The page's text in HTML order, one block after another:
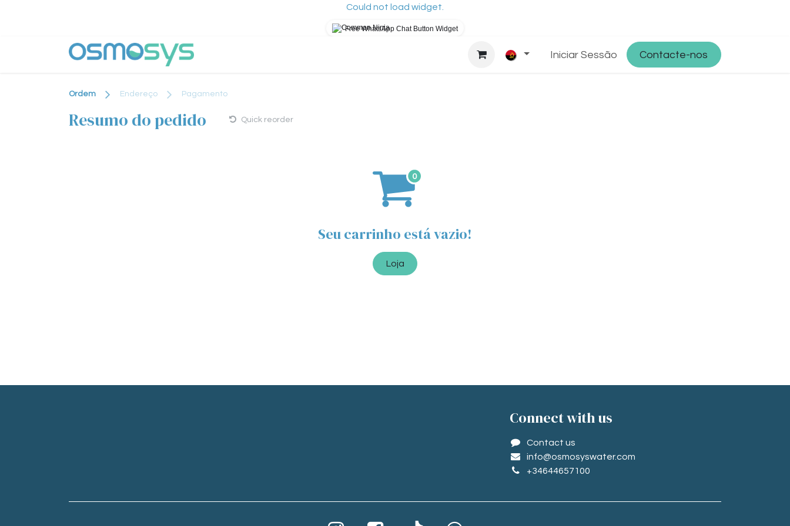
Could not load widget.
Free WhatsApp Chat Button Widget
Pular para o conteúdo
Blog Loja Partner with Osmosys Empregos
Iniciar Sessão Contacte-nos
Ordem Endereço Pagamento
Resumo do pedido Quick reorder
Seu carrinho está vazio!
Loja
Conne​ct with us
Contact us
info@osmosyswater.com
+34644657100